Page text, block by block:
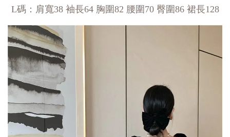
L碼：肩寬38 袖長64 胸圍82 腰圍70 臀圍86 裙長128